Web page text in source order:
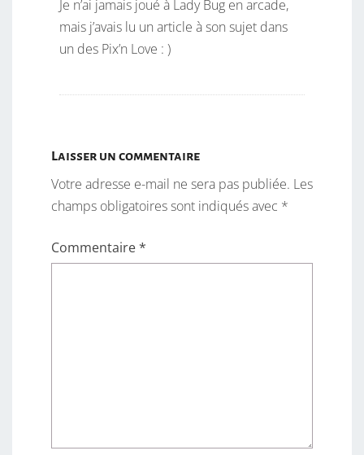
Je n’ai jamais joué à Lady Bug en arcade,
mais j’avais lu un article à son sujet dans
un des Pix’n Love : )
Laisser un commentaire
Votre adresse e-mail ne sera pas publiée. Les
champs obligatoires sont indiqués avec *
Commentaire*